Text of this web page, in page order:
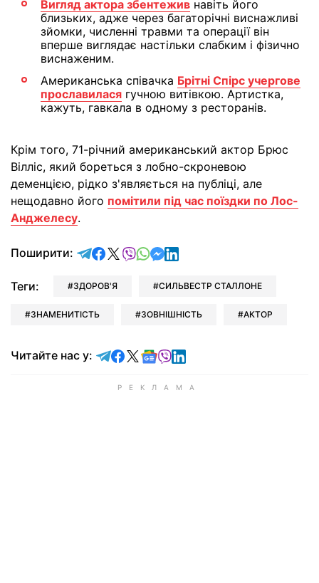
Вигляд актора збентежив навіть його
близьких, адже через багаторічні виснажливі
зйомки, численні травми та операції він
вперше виглядає настільки слабким і фізично
виснаженим.
Американська співачка Брітні Спірс учергове
прославилася гучною витівкою. Артистка,
кажуть, гавкала в одному з ресторанів.
Крім того, 71-річний американський актор Брюс
Вілліс, який бореться з лобно-скроневою
деменцією, рідко з'являється на публіці, але
нещодавно його помітили під час поїздки по Лос-
Анджелесу.
Поширити: відправити у Telegram
поділитись у Facebook
поділитись у X
відправити у Viber
відправити у Whatsapp
відправити у Messenger
відправити у LinkedIn
Теги: ЗДОРОВ'Я СИЛЬВЕСТР СТАЛЛОНЕ
ЗНАМЕНИТІСТЬ ЗОВНІШНІСТЬ АКТОР
Читайте нас у: Читайте у Telegram
Читайте у Facebook
Читайте у X
Читайте у Google news
Читайте у Viber
Читайте у LinkedIn